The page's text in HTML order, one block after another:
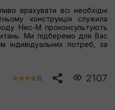
врахувати всі необхідні
конструкція служила
Нікс-М проконсультують
Ми підберемо для Вас
індивідуальних потреб, за
2107